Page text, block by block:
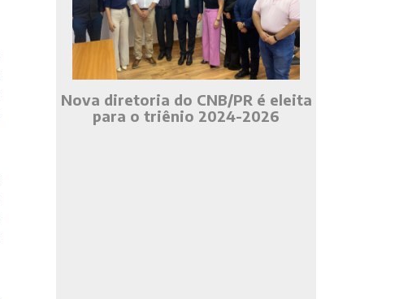
Nova diretoria do CNB/PR é eleita
para o triênio 2024-2026